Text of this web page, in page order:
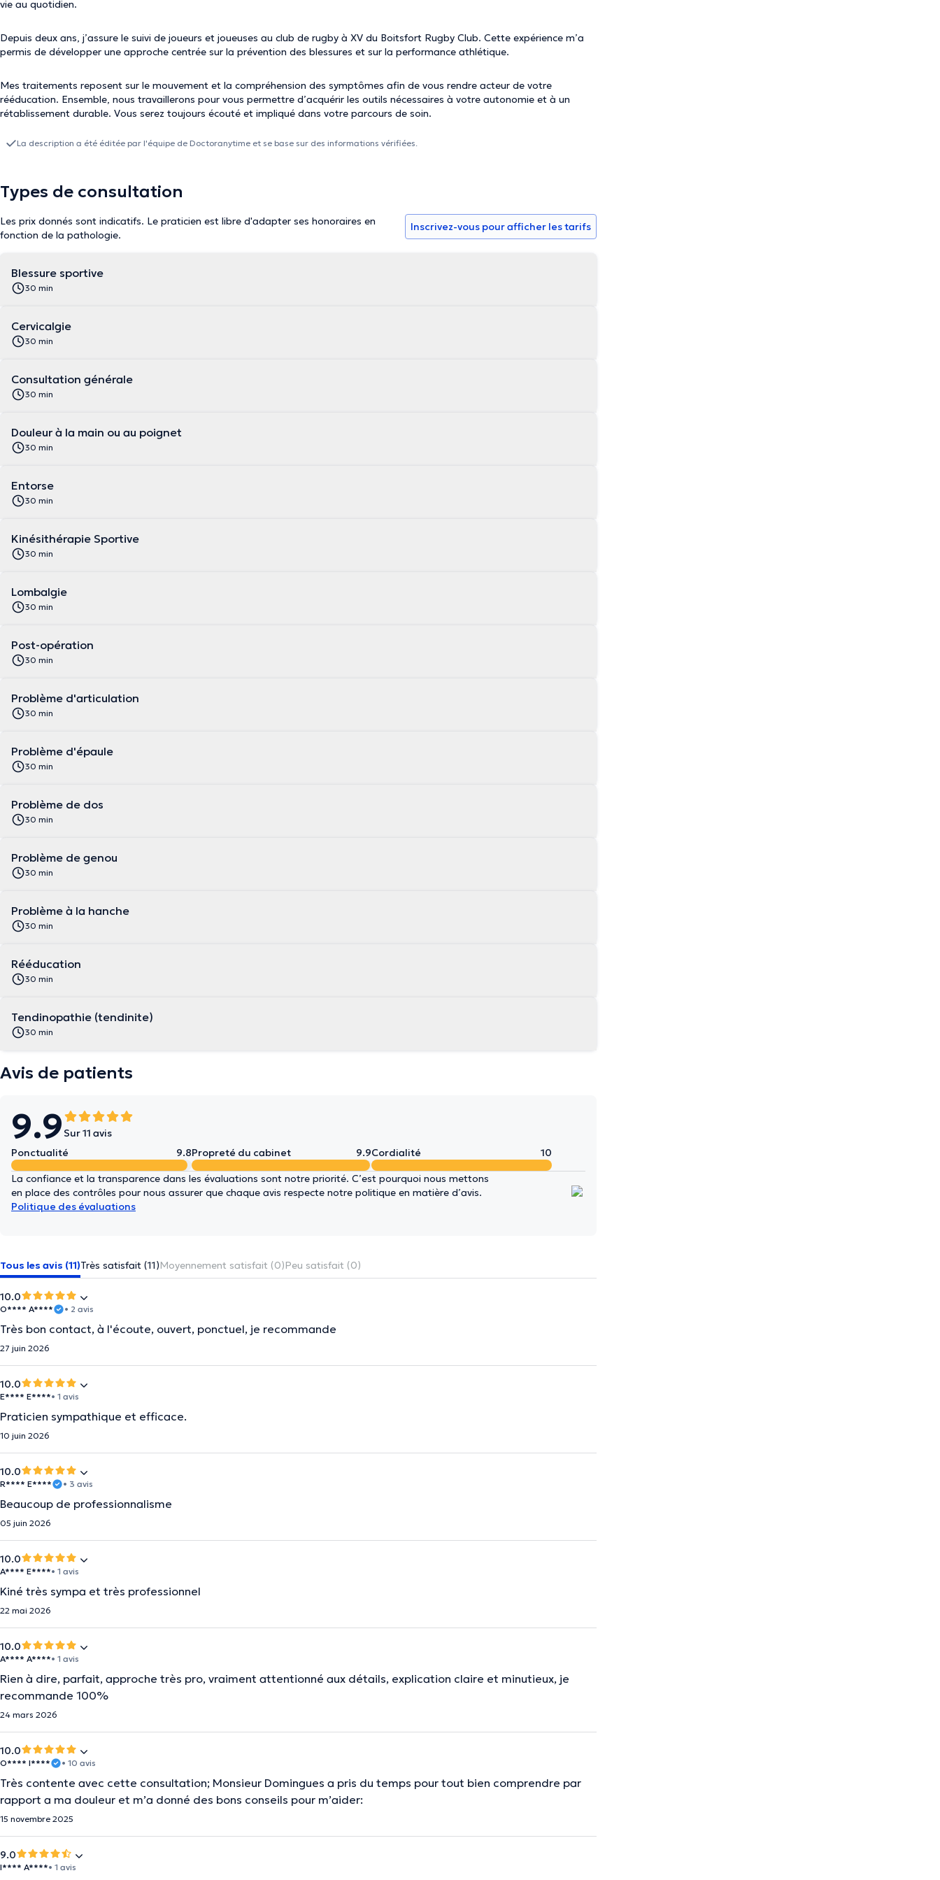
vie au quotidien.
Depuis deux ans, j’assure le suivi de joueurs et joueuses au club de rugby à XV du Boitsfort Rugby Club. Cette expérience m’a
permis de développer une approche centrée sur la prévention des blessures et sur la performance athlétique.
Mes traitements reposent sur le mouvement et la compréhension des symptômes afin de vous rendre acteur de votre
rééducation. Ensemble, nous travaillerons pour vous permettre d’acquérir les outils nécessaires à votre autonomie et à un
rétablissement durable. Vous serez toujours écouté et impliqué dans votre parcours de soin.
La description a été éditée par l'équipe de Doctoranytime et se base sur des informations vérifiées.
Types de consultation
Les prix donnés sont indicatifs. Le praticien est libre d'adapter ses honoraires en
fonction de la pathologie.
Inscrivez-vous pour afficher les tarifs
Blessure sportive
30 min
Cervicalgie
30 min
Consultation générale
30 min
Douleur à la main ou au poignet
30 min
Entorse
30 min
Kinésithérapie Sportive
30 min
Lombalgie
30 min
Post-opération
30 min
Problème d'articulation
30 min
Problème d'épaule
30 min
Problème de dos
30 min
Problème de genou
30 min
Problème à la hanche
30 min
Rééducation
30 min
Tendinopathie (tendinite)
30 min
Avis de patients
9.9 Sur 11 avis
Ponctualité
9.8Propreté du cabinet 9.9Cordialité 10
La confiance et la transparence dans les évaluations sont notre priorité. C’est pourquoi nous mettons
en place des contrôles pour nous assurer que chaque avis respecte notre politique en matière d’avis.
Politique des évaluations
Tous les avis (11)Très satisfait (11)Moyennement satisfait (0)Peu satisfait (0)
10.0
O**** A**** • 2 avis
Très bon contact, à l'écoute, ouvert, ponctuel, je recommande
27 juin 2026
10.0
E**** E****• 1 avis
Praticien sympathique et efficace.
10 juin 2026
10.0
R**** E**** • 3 avis
Beaucoup de professionnalisme
05 juin 2026
10.0
A**** E****• 1 avis
Kiné très sympa et très professionnel
22 mai 2026
10.0
A**** A****• 1 avis
Rien à dire, parfait, approche très pro, vraiment attentionné aux détails, explication claire et minutieux, je
recommande 100%
24 mars 2026
10.0
O**** I**** • 10 avis
Très contente avec cette consultation; Monsieur Domingues a pris du temps pour tout bien comprendre par
rapport a ma douleur et m’a donné des bons conseils pour m’aider:
15 novembre 2025
9.0
I**** A****• 1 avis